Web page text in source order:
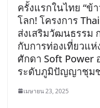
ครั้งแรกในไทย “ข้
โลก! โครงการ
ส่งเสริมวัฒนธรรม
กับการท่องเที่ยวแ
ศักดา Soft Power
ระดับภูมิปัญญาชุม
เมษายน 23, 2025